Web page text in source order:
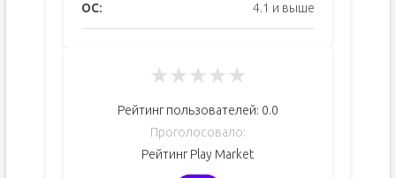
ОС: 4.1 и выше
★★★★★
Рейтинг пользователей: 0.0
Проголосовало:
Рейтинг Play Market